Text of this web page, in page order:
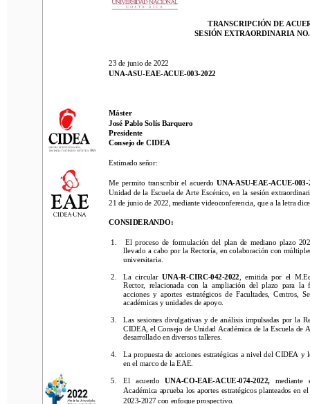
TRANSCRIPCIÓN DE
SESIÓN EXTRAORDINARIA NO. 02
23 de
junio de 2022
UNA- ASU-EAE-ACUE-003-2022
José Pablo Solís Barquero
Presidente
Consejo de CIDEA
Unidad de la Escuela de Arte Escénico, en la sesión extraordinaria
21 de jun io de 2022, mediante videoconferencia, que a la letra dice:
llevado a cabo por la Rectoría, en colaboración con múltiples
universitaria.
La  circular UNA
Rector,  relacionada  con la  ampliación  de
l  plazo  para  la
acciones  y  aportes  estratégicos  de  Facultades,  Centros,
académicas y unidades de apoyo.
Las  sesiones  divulgativas  y  de  análisis  impulsadas  por  la
desarrollado en diversos talleres.
La propuesta  de  acciones estratégicas a  nivel del CIDEA y los
El acuerdo UNA-CO-EAE
2023 -2027 con enfoque prospectivo.
TRANSCRIPCIÓN DE
SESIÓN EXTRAORDINARIA NO.
23 de junio de 2022
UNA-ASU-EAE-ACUE-003-2022
Máster
José Pablo Solís Barquero
Presidente
Consejo de CIDEA
Estimado señor:
Me  permito  transcribir  el  acuerdo UNA-ASU-EAE-ACUE-003-
Unidad de la Escuela de Arte Escénico, en la sesión extra
21 de junio de 2022, mediante videoconferencia, que a la letra
CONSIDERANDO:
1. El  proceso  de  formulación  del  plan  de  mediano  plazo
llevado a cabo por la Rectoría, en colaboración con
universitaria.
2. La  circular UNA-R-CIRC-042-2022,  emitida  por  el
Rector,  relacionada  con la  ampliación  del  plazo  para  la
acciones  y  aportes  estratégicos  de  Facultades,  Centros,
académicas y unidades de apoyo.
3. Las  sesiones  divulgativas  y  de  análisis  impulsadas  por  la
CIDEA, el Consejo de Unidad Académica de la Escuela de
desarrollado en diversos talleres.
4.
La propuesta  de  acciones estratégicas a  nivel del CIDEA y
en el marco de la EAE.
5. El acuerdo UNA-CO-EAE-ACUE-074-2022, mediante
Académica aprueba los  aportes estratégicos  planteados  en
2023-2027 con enfoque prospectivo.